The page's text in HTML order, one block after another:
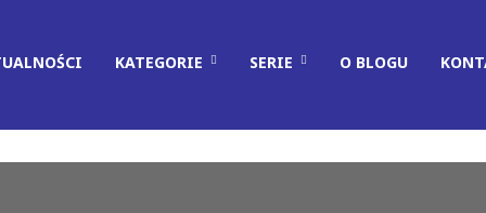
KATEGORIE SERIE O BLOGU